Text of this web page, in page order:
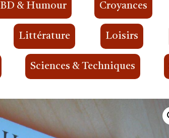
BD & Humour Croyances
Littérature Loisirs
Sciences & Techniques